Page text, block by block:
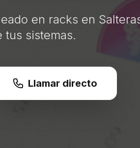
en racks en
sistemas.
Llamar directo